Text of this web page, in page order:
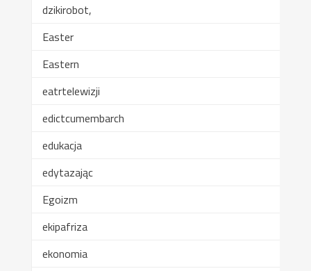
dzikirobot,
Easter
Eastern
eatrtelewizji
edictcumembarch
edukacja
edytazając
Egoizm
ekipafriza
ekonomia